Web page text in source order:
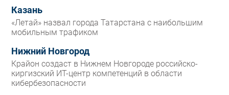
Казань
«Летай» назвал города Татарстана с наибольшим
мобильным трафиком
Нижний Новгород
Крайон создаст в Нижнем Новгороде российско-
киргизский ИТ-центр компетенций в области
кибербезопасности